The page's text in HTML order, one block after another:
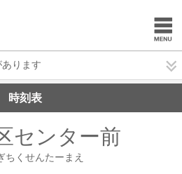
ります
時刻表
センター前
ちくせんたーまえ